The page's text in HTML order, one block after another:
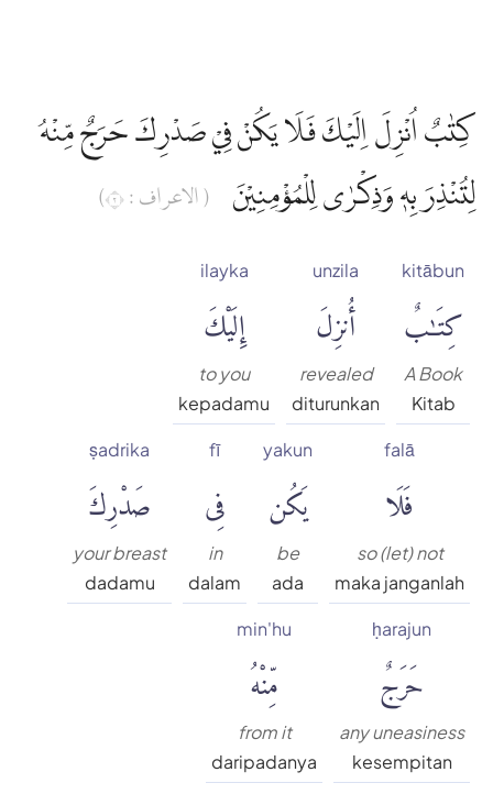
كِتٰبٌ اُنْزِلَ اِلَيْكَ فَلَا يَكُنْ فِيْ صَدْرِكَ حَرَجٌ مِّنْهُ
لِتُنْذِرَ بِهٖ وَذِكْرٰى لِلْمُؤْمِنِيْنَ
( الاعراف : ٢)
kitābun
كِتَٰبٌ
A Book
Kitab
unzila
أُنزِلَ
revealed
diturunkan
ilayka
إِلَيْكَ
to you
kepadamu
falā
فَلَا
so (let) not
maka janganlah
yakun
يَكُن
be
ada
fī
فِى
in
dalam
ṣadrika
صَدْرِكَ
your breast
dadamu
ḥarajun
حَرَجٌ
any uneasiness
kesempitan
min'hu
مِّنْهُ
from it
daripadanya